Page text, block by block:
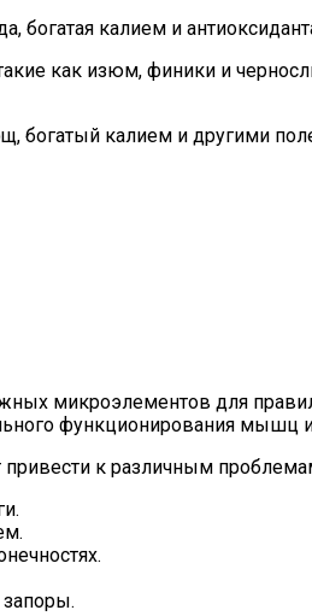
богатая калием и
как изюм, финики и
богатый калием и другими
микроэлементов для
функционирования мышц
к различным